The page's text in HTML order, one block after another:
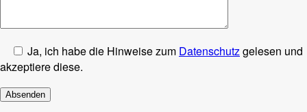
Ja, ich habe die Hinweise zum Datenschutzgelesen und
akzeptiere diese.